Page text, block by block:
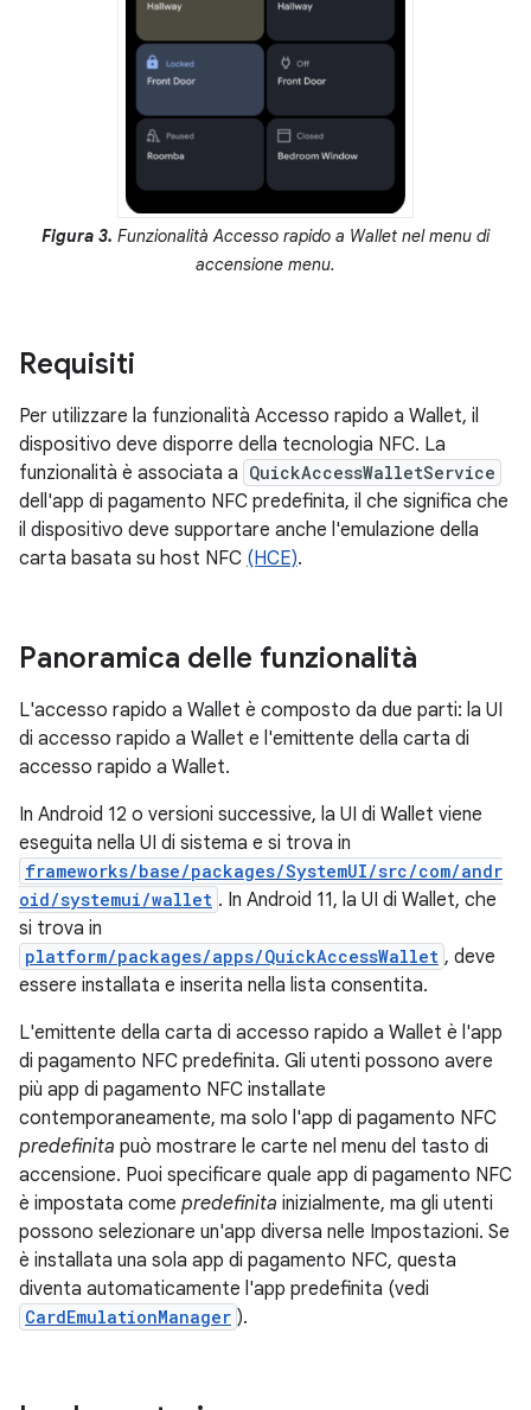
Figura 3. Funzionalità Accesso rapido a Wallet nel menu di
accensione menu.
Requisiti
Per utilizzare la funzionalità Accesso rapido a Wallet, il
dispositivo deve disporre della tecnologia NFC. La
funzionalità è associata a QuickAccessWalletService
dell'app di pagamento NFC predefinita, il che significa che
il dispositivo deve supportare anche l'emulazione della
carta basata su host NFC (HCE).
Panoramica delle funzionalità
L'accesso rapido a Wallet è composto da due parti: la UI
di accesso rapido a Wallet e l'emittente della carta di
accesso rapido a Wallet.
In Android 12 o versioni successive, la UI di Wallet viene
eseguita nella UI di sistema e si trova in
frameworks/base/packages/SystemUI/src/com/andr
oid/systemui/wallet . In Android 11, la UI di Wallet, che
si trova in
platform/packages/apps/QuickAccessWallet , deve
essere installata e inserita nella lista consentita.
L'emittente della carta di accesso rapido a Wallet è l'app
di pagamento NFC predefinita. Gli utenti possono avere
più app di pagamento NFC installate
contemporaneamente, ma solo l'app di pagamento NFC
predefinita può mostrare le carte nel menu del tasto di
accensione. Puoi specificare quale app di pagamento NFC
è impostata come predefinita inizialmente, ma gli utenti
possono selezionare un'app diversa nelle Impostazioni. Se
è installata una sola app di pagamento NFC, questa
diventa automaticamente l'app predefinita (vedi
CardEmulationManager ).